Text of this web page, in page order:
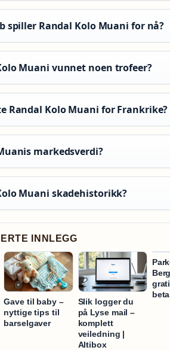
spiller Randal Kolo Muani for nå?
Muani vunnet noen trofeer?
Randal Kolo Muani for Frankrike?
markedsverdi?
Muani skadehistorikk?
INNLEGG
Gave til baby –
nyttige tips til
barselgaver
Slik logger du
på Lyse mail –
komplett
veiledning |
Altibox